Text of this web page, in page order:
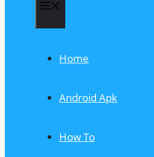
Home
Android Apk
How To